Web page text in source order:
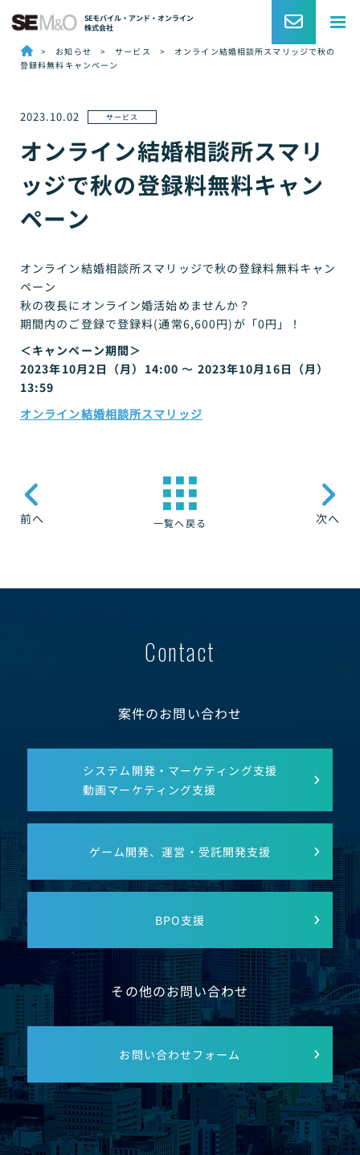
SEモバイル・アンド・オンライン
株式会社
> お知らせ > サービス > オンライン結婚相談所スマリッジで秋の
登録料無料キャンペーン
2023.10.02 サービス
オンライン結婚相談所スマリ
ッジで秋の登録料無料キャン
ペーン
オンライン結婚相談所スマリッジで秋の登録料無料キャン
ペーン
秋の夜長にオンライン婚活始めませんか？
期間内のご登録で登録料(通常6,600円)が「0円」！
＜キャンペーン期間＞
2023年10月2日（月）14:00 〜 2023年10月16日（月）
13:59
オンライン結婚相談所スマリッジ
前へ 一覧へ戻る 次へ
Contact
案件のお問い合わせ
システム開発・マーケティング支援
動画マーケティング支援
ゲーム開発、運営・受託開発支援
BPO支援
その他のお問い合わせ
お問い合わせフォーム